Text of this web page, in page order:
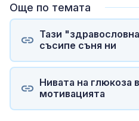
Още по темата
Тази
съсипе съня ни
Нивата на глюкоза
мотивацията